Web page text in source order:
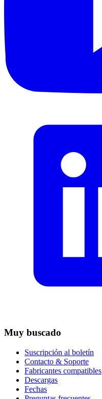
Muy buscado
Suscripción al boletín
Contacto & Soporte
Fabricantes compatibles
Descargas
Fechas